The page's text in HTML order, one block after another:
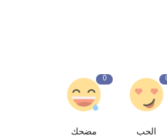
الحب
0
مضحك